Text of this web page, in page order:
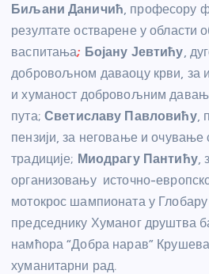
Биљани Даничић, професору
резултате остварене у области
васпитања; Бојану Јевтићу,
добровољном даваоцу крви, за
и хуманост добровољним
пута; Светиславу Павловићу,
пензији, за неговање и очување
традиције; Миодрагу Пантићу,
организовању источно-
мотокрос шампионата у Глобару
председнику Хуманог друштва
намћора “Добра нарав”
хуманитарни рад.